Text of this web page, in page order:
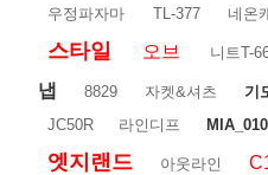
우정파자마 TL-377 네온
스타일 오브 니트T-
냅
8829 자켓&셔츠 기
JC50R
라인디프
엣지랜드 아웃라인